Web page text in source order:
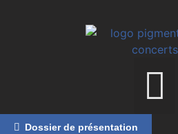
Dossier de présentation